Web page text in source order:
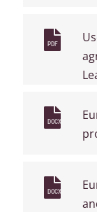
PDF
DOCX
DOCX